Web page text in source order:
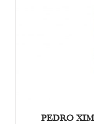
TOEVOEGEN
PEDRO